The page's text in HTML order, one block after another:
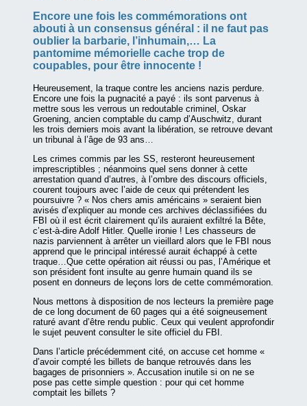
Encore une fois les commémorations ont
abouti à un consensus général : il ne faut pas
oublier la barbarie, l’inhumain,… La
pantomime mémorielle cache trop de
coupables, pour être innocente !
Heureusement, la traque contre les anciens nazis perdure.
Encore une fois la pugnacité a payé : ils sont parvenus à
mettre sous les verrous un redoutable criminel, Oskar
Groening, ancien comptable du camp d’Auschwitz, durant
les trois derniers mois avant la libération, se retrouve devant
un tribunal à l’âge de 93 ans…
Les crimes commis par les SS, resteront heureusement
imprescriptibles ; néanmoins quel sens donner à cette
arrestation quand d’autres, à l’ombre des discours officiels,
courent toujours avec l’aide de ceux qui prétendent les
poursuivre ? « Nos chers amis américains » seraient bien
avisés d’expliquer au monde ces archives déclassifiées du
FBI où il est écrit clairement qu’ils auraient exfiltré la Bête,
c’est-à-dire Adolf Hitler. Quelle ironie ! Les chasseurs de
nazis parviennent à arrêter un vieillard alors que le FBI nous
apprend que le principal intéressé aurait échappé à cette
traque…Que cette opération ait réussi ou pas, l’Amérique et
son président font insulte au genre humain quand ils se
posent en donneurs de leçons lors de cette commémoration.
Nous mettons à disposition de nos lecteurs la première page
de ce long document de 60 pages qui a été soigneusement
raturé avant d’être rendu public. Ceux qui veulent approfondir
le sujet peuvent consulter le site officiel du FBI.
Dans l’article précédemment cité, on accuse cet homme «
d’avoir compté les billets de banque retrouvés dans les
bagages de prisonniers ». Accusation inutile si on ne se
pose pas cette simple question : pour qui cet homme
comptait les billets ?